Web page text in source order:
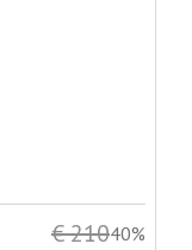
€ 21040%